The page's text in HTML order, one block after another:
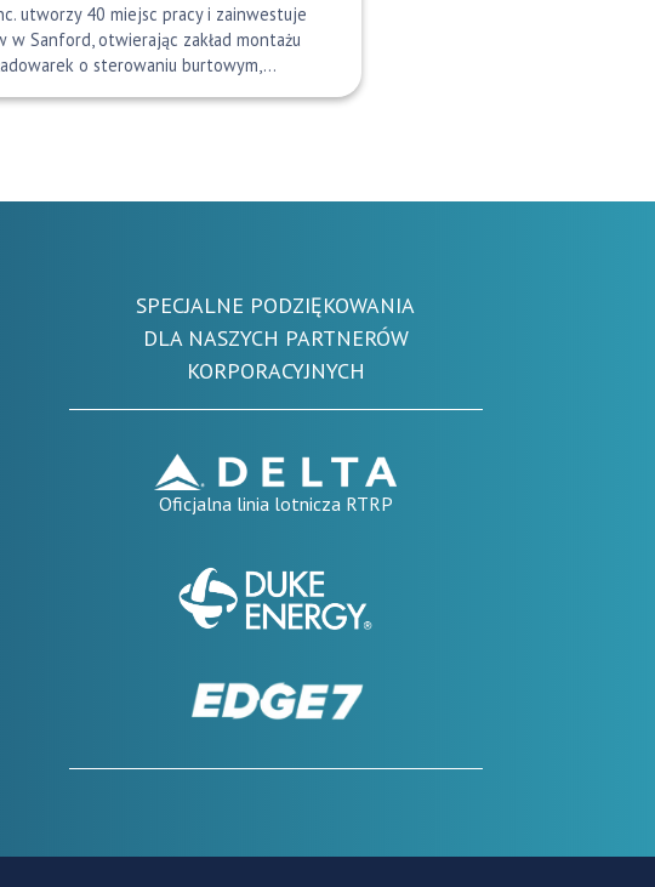
utworzy 40 miejsc pracy i zainwestuje
w Sanford, otwierając zakład montażu
o sterowaniu burtowym,…
SPECJALNE PODZIĘKOWANIA
DLA NASZYCH PARTNERÓW
KORPORACYJNYCH
Oficjalna linia lotnicza RTRP